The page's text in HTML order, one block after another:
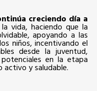
creciendo día a
vida, haciendo que la
apoyando a las
niños, incentivando el
desde la juventud,
en la etapa
activo y saludable.